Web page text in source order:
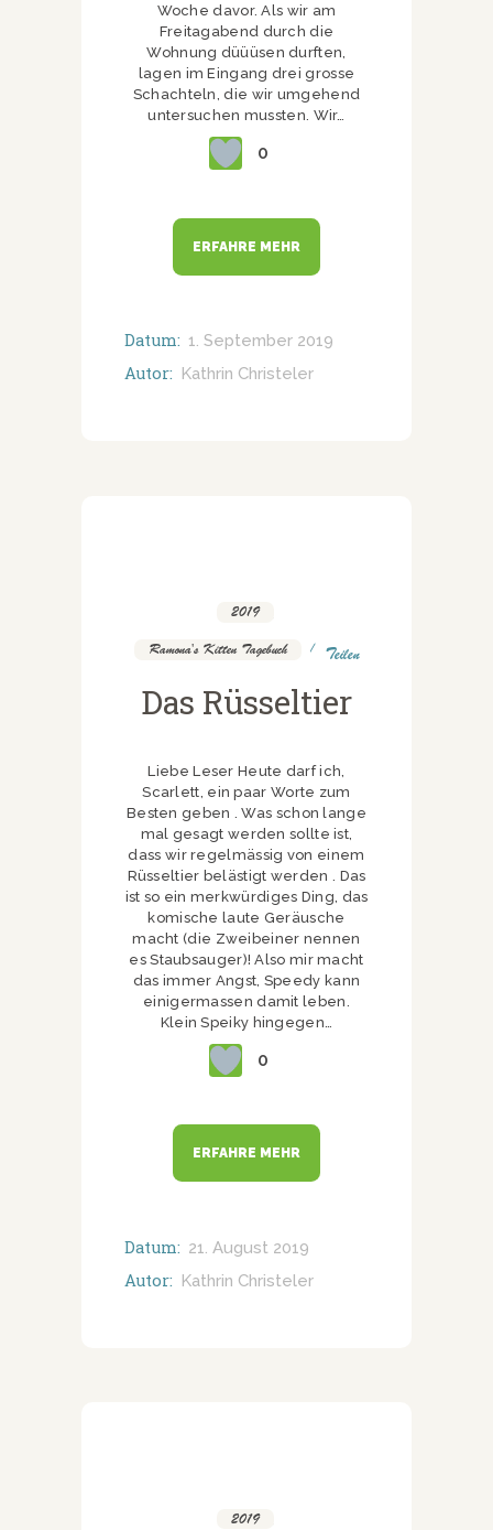
Woche davor. Als wir am
Freitagabend durch die
Wohnung düüüsen durften,
lagen im Eingang drei grosse
Schachteln, die wir umgehend
untersuchen mussten. Wir…
0
ERFAHRE MEHR
Datum: 1. September 2019
Autor: Kathrin Christeler
2019
Ramona's Kitten Tagebuch Teilen
Das Rüsseltier
Liebe Leser Heute darf ich,
Scarlett, ein paar Worte zum
Besten geben . Was schon lange
mal gesagt werden sollte ist,
dass wir regelmässig von einem
Rüsseltier belästigt werden . Das
ist so ein merkwürdiges Ding, das
komische laute Geräusche
macht (die Zweibeiner nennen
es Staubsauger)! Also mir macht
das immer Angst, Speedy kann
einigermassen damit leben.
Klein Speiky hingegen…
0
ERFAHRE MEHR
Datum: 21. August 2019
Autor: Kathrin Christeler
2019